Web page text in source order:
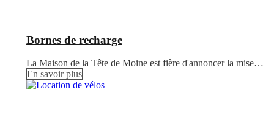
Bornes de recharge
La Maison de la Tête de Moine est fière d'annoncer la mise…
En savoir plus